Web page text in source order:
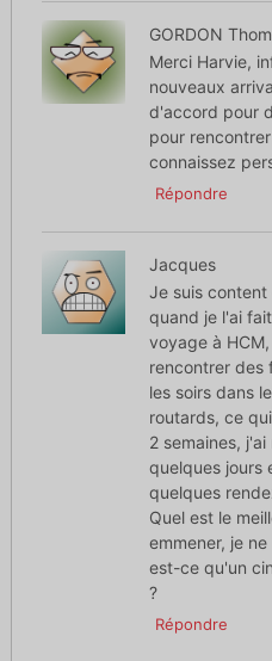
GORDON
Merci Harvie,
nouveaux
d'accord pour
pour
connaissez
Répondre
Jacques
Je suis
quand je l'ai
voyage à
rencontrer des
les soirs dans
routards, ce
2 semaines,
quelques jours
quelques
Quel est le
emmener, je
est-ce qu'un
?
Répondre